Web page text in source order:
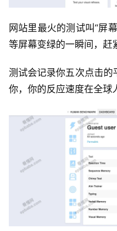
网站里最火的测试叫“屏
等屏幕变绿的一瞬间，赶
测试会记录你五次点击
你，你的反应速度在全球